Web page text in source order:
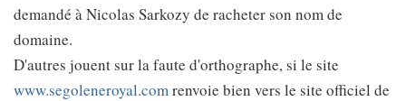
demandé à Nicolas Sarkozy de racheter son nom de
domaine.
D'autres jouent sur la faute d'orthographe, si le site
www.segoleneroyal.comrenvoie bien vers le site officiel de